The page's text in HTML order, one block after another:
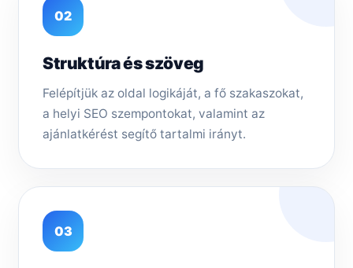
02
Struktúra és szöveg
Felépítjük az oldal logikáját, a fő szakaszokat,
a helyi SEO szempontokat, valamint az
ajánlatkérést segítő tartalmi irányt.
03